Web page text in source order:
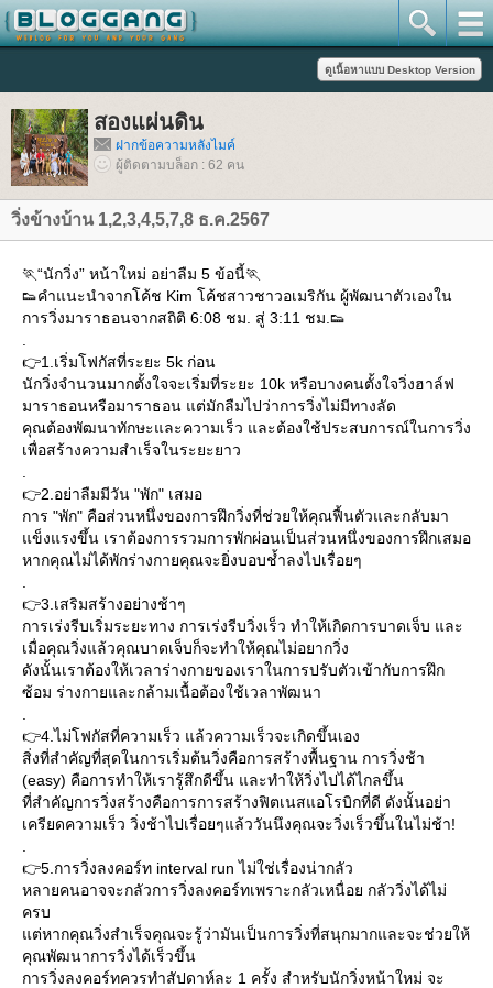
สองแผ่นดิน
ฝากข้อความหลังไมค์
ผู้ติดตามบล็อก : 62 คน
วิ่งข้างบ้าน 1,2,3,4,5,7,8 ธ.ค.2567
🏃“นักวิ่ง” หน้าใหม่ อย่าลืม 5 ข้อนี้🏃
👟คำแนะนำจากโค้ช Kim โค้ชสาวชาวอเมริกัน ผู้พัฒนาตัวเองใน
การวิ่งมาราธอนจากสถิติ 6:08 ชม. สู่ 3:11 ชม.👟
👉1.เริ่มโฟกัสที่ระยะ 5k ก่อน
นักวิ่งจำนวนมากตั้งใจจะเริ่มที่ระยะ 10k หรือบางคนตั้งใจวิ่งฮาล์ฟ
มาราธอนหรือมาราธอน แต่มักลืมไปว่าการวิ่งไม่มีทางลัด
คุณต้องพัฒนาทักษะและความเร็ว และต้องใช้ประสบการณ์ในการวิ่ง
เพื่อสร้างความสำเร็จในระยะยาว
👉2.อย่าลืมมีวัน "พัก" เสมอ
การ "พัก" คือส่วนหนึ่งของการฝึกวิ่งที่ช่วยให้คุณฟื้นตัวและกลับมา
ข็งแรงขึ้น เราต้องการรวมการพักผ่อนเป็นส่วนหนึ่งของการฝึกเสมอ
หากคุณไม่ได้พักร่างกายคุณจะยิ่งบอบช้ำลงไปเรื่อยๆ
👉3.เสริมสร้างอย่างช้าๆ
การเร่งรีบเริ่มระยะทาง การเร่งรีบวิ่งเร็ว ทำให้เกิดการบาดเจ็บ และ
เมื่อคุณวิ่งแล้วคุณบาดเจ็บก็จะทำให้คุณไม่อยากวิ่ง
ดังนั้นเราต้องให้เวลาร่างกายของเราในการปรับตัวเข้ากับการฝึก
ซ้อม ร่างกายและกล้ามเนื้อต้องใช้เวลาพัฒนา
👉4.ไม่โฟกัสที่ความเร็ว แล้วความเร็วจะเกิดขึ้นเอง
สิ่งที่สำคัญที่สุดในการเริ่มต้นวิ่งคือการสร้างพื้นฐาน การวิ่งช้า
(easy) คือการทำให้เรารู้สึกดีขึ้น และทำให้วิ่งไปได้ไกลขึ้น
ที่สำคัญการวิ่งสร้างคือการการสร้างฟิตเนสแอโรบิกที่ดี ดังนั้นอย่า
เครียดความเร็ว วิ่งช้าไปเรื่อยๆแล้ววันนึงคุณจะวิ่งเร็วขึ้นในไม่ช้า!
👉5.การวิ่งลงคอร์ท interval run ไม่ใช่เรื่องน่ากลัว
หลายคนอาจจะกลัวการวิ่งลงคอร์ทเพราะกลัวเหนื่อย กลัววิ่งได้ไม่
ครบ
ต่หากคุณวิ่งสำเร็จคุณจะรู้ว่ามันเป็นการวิ่งที่สนุกมากและจะช่วยให้
คุณพัฒนาการวิ่งได้เร็วขึ้น
การวิ่งลงคอร์ทควรทำสัปดาห์ละ 1 ครั้ง สำหรับนักวิ่งหน้าใหม่ จะ